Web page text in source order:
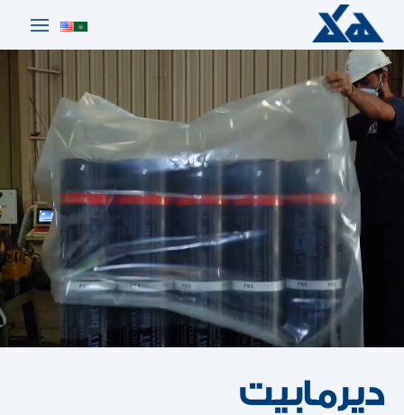
ديرمابيت